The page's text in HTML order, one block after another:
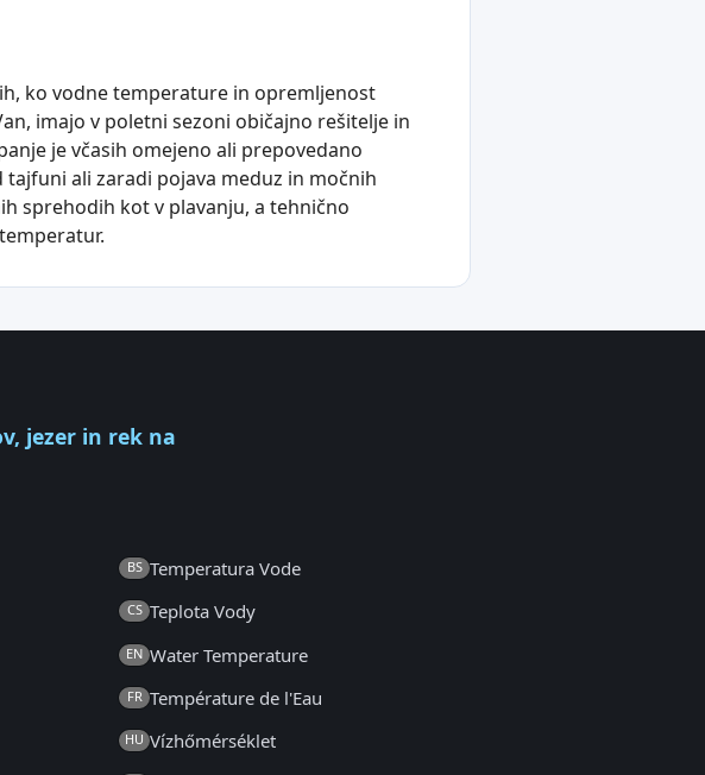
ko vodne temperature in opremljenost
imajo v poletni sezoni običajno rešitelje in
je včasih omejeno ali prepovedano
ali zaradi pojava meduz in močnih
sprehodih kot v plavanju, a tehnično
jezer in rek na
BS Temperatura Vode
CS Teplota Vody
EN Water Temperature
FR Température de l'Eau
HU Vízhőmérséklet